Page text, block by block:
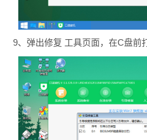
9、弹出修复 工具页面，在C盘前